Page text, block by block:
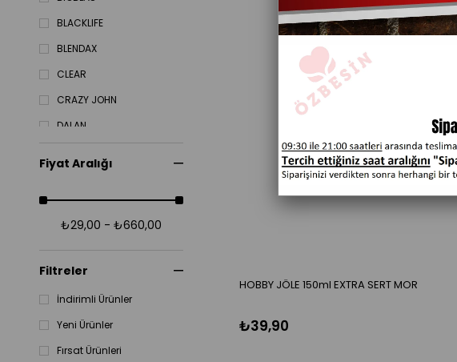
BLACKLIFE
BLENDAX
CLEAR
CRAZY JOHN
DALAN
DOVE
DP
DURU
Fiyat Aralığı
₺29,00 - ₺660,00
Filtreler
İndirimli Ürünler
Yeni Ürünler
Fırsat Ürünleri
HOBBY JÖLE 150ml EXTRA SERT MOR
₺39,90